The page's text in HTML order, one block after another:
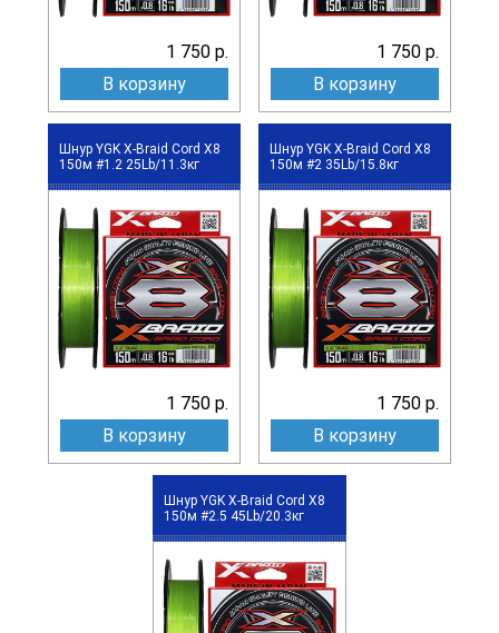
1 750 р.
В корзину
1 750 р.
В корзину
Шнур YGK X-Braid Cord X8
150м #1.2 25Lb/11.3кг
1 750 р.
В корзину
Шнур YGK X-Braid Cord X8
150м #2 35Lb/15.8кг
1 750 р.
В корзину
Шнур YGK X-Braid Cord X8
150м #2.5 45Lb/20.3кг